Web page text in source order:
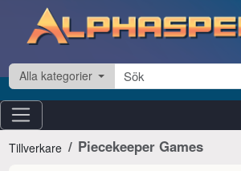
Hoppa till innehåll
Alla kategorier
Tillverkare Piecekeeper Games